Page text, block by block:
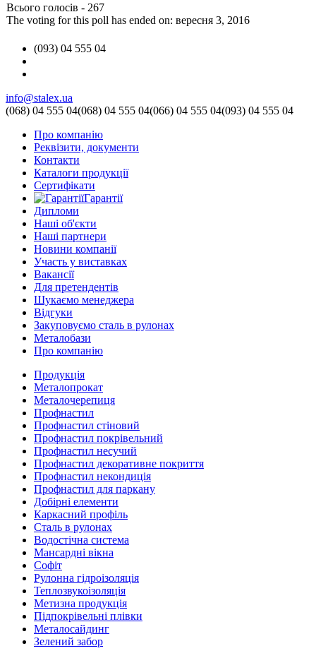
Всього голосів - 267
The voting for this poll has ended on: вересня 3, 2016
(093) 04 555 04
info@stalex.ua
(068) 04 555 04(068) 04 555 04(066) 04 555 04(093) 04 555 04
Про компанію
Реквізити, документи
Контакти
Каталоги продукції
Сертифікати
Гарантії
Дипломи
Наші об'єкти
Наші партнери
Новини компанії
Участь у виставках
Вакансії
Для претендентів
Шукаємо менеджера
Відгуки
Закуповуємо сталь в рулонах
Металобази
Про компанію
Продукція
Металопрокат
Металочерепиця
Профнастил
Профнастил стіновий
Профнастил покрівельний
Профнастил несучий
Профнастил декоративне покриття
Профнастил некондиція
Профнастил для паркану
Добірні елементи
Каркасний профіль
Сталь в рулонах
Водостічна система
Мансардні вікна
Софіт
Рулонна гідроізоляція
Теплозвукоізоляція
Метизна продукція
Підпокрівельні плівки
Металосайдинг
Зелений забор